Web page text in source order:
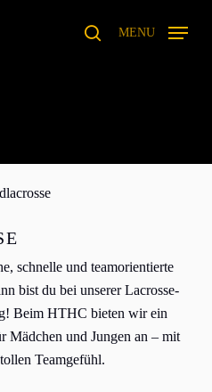
searchMENU
schnelle und teamorientierte
bist du bei unserer Lacrosse-
Beim HTHC bieten wir ein
Mädchen und Jungen an – mit
Teamgefühl.